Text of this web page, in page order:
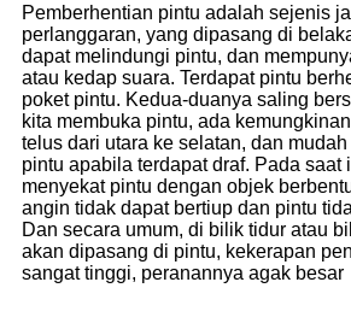
Pemberhentian pintu adalah sejenis
perlanggaran, yang dipasang di
dapat melindungi pintu, dan
atau kedap suara. Terdapat pintu
poket pintu. Kedua-duanya saling
kita membuka pintu, ada
telus dari utara ke selatan, dan
pintu apabila terdapat draf. Pada saat
menyekat pintu dengan objek
angin tidak dapat bertiup dan pintu
Dan secara umum, di bilik tidur atau
akan dipasang di pintu, kekerapan
sangat tinggi, peranannya agak besar